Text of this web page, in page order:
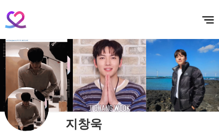
지창욱